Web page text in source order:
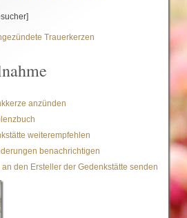
Trauerkerzen
anzünden
weiterempfehlen
benachrichtigen
an den Ersteller der Gedenkstätte senden